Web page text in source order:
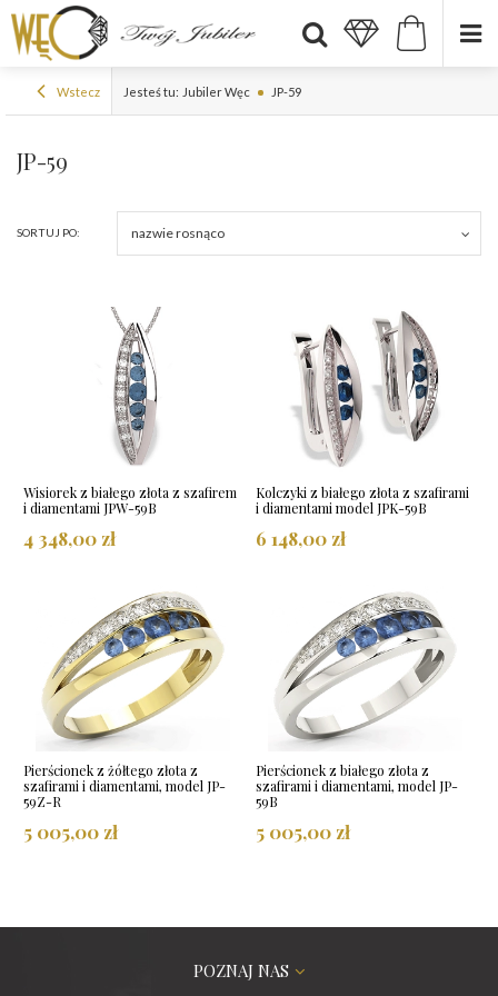
Wstecz Jesteś tu: Jubiler Węc JP-59
JP-59
SORTUJ PO: nazwie rosnąco
Wisiorek z białego złota z szafirem
i diamentami JPW-59B
4 348,00 zł
Kolczyki z białego złota z szafirami
i diamentami model JPK-59B
6 148,00 zł
Pierścionek z żółtego złota z
szafirami i diamentami, model JP-
59Z-R
5 005,00 zł
Pierścionek z białego złota z
szafirami i diamentami, model JP-
59B
5 005,00 zł
POZNAJ NAS